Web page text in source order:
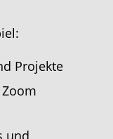
Projekte